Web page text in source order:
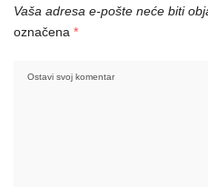
Vaša adresa e-pošte neće biti
označena *